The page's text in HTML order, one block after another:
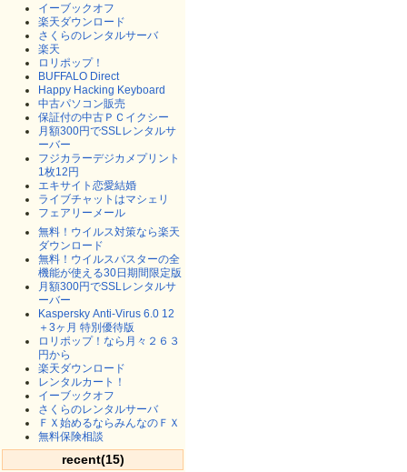
イーブックオフ
楽天ダウンロード
さくらのレンタルサーバ
楽天
ロリポップ！
BUFFALO Direct
Happy Hacking Keyboard
中古パソコン販売
保証付の中古ＰＣイクシー
月額300円でSSLレンタルサ
ーバー
フジカラーデジカメプリント
1枚12円
エキサイト恋愛結婚
ライブチャットはマシェリ
フェアリーメール
無料！ウイルス対策なら楽天
ダウンロード
無料！ウイルスバスターの全
機能が使える30日期間限定版
月額300円でSSLレンタルサ
ーバー
Kaspersky Anti-Virus 6.0 12
＋3ヶ月 特別優待版
ロリポップ！なら月々２６３
円から
楽天ダウンロード
レンタルカート！
イーブックオフ
さくらのレンタルサーバ
ＦＸ始めるならみんなのＦＸ
無料保険相談
recent(15)